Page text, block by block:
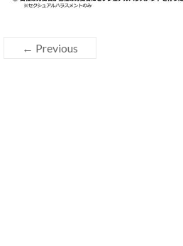
← Previous